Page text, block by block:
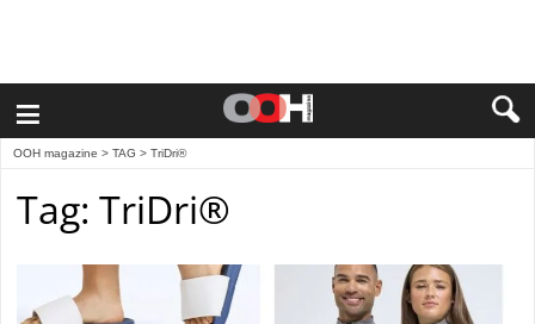
≡
OOH magazine > TAG > TriDri®
Tag: TriDri®